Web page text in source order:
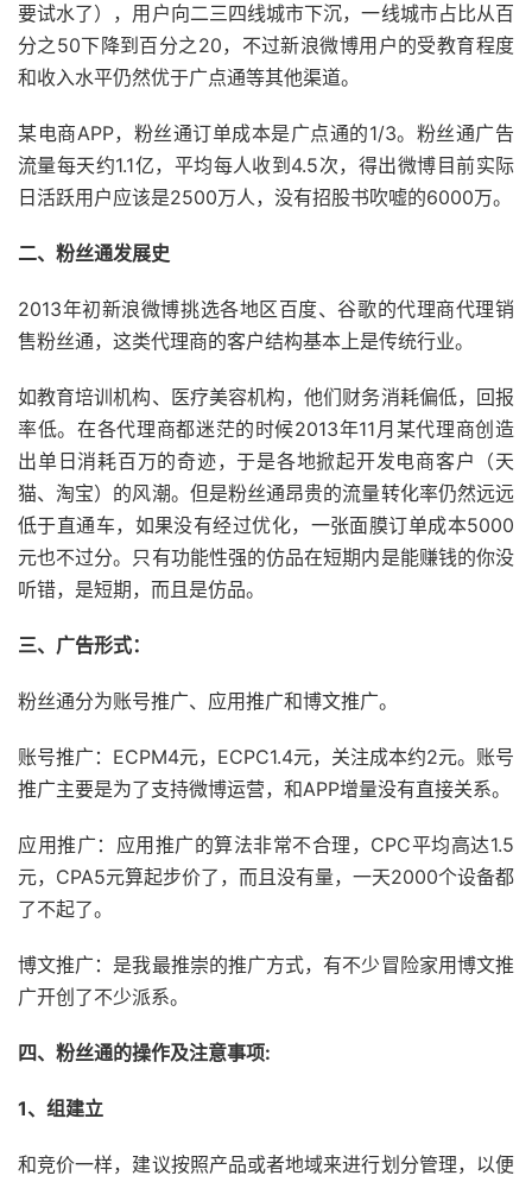
要试水了），用户向二三四线城市下沉，一线城市占比从百
分之50下降到百分之20，不过新浪微博用户的受教育程度
和收入水平仍然优于广点通等其他渠道。
某电商APP，粉丝通订单成本是广点通的1/3。粉丝通广告
流量每天约1.1亿，平均每人收到4.5次，得出微博目前实际
日活跃用户应该是2500万人，没有招股书吹嘘的6000万。
二、粉丝通发展史
2013年初新浪微博挑选各地区百度、谷歌的代理商代理销
售粉丝通，这类代理商的客户结构基本上是传统行业。
如教育培训机构、医疗美容机构，他们财务消耗偏低，回报
率低。在各代理商都迷茫的时候2013年11月某代理商创造
出单日消耗百万的奇迹，于是各地掀起开发电商客户（天
猫、淘宝）的风潮。但是粉丝通昂贵的流量转化率仍然远远
低于直通车，如果没有经过优化，一张面膜订单成本5000
元也不过分。只有功能性强的仿品在短期内是能赚钱的你没
听错，是短期，而且是仿品。
三、广告形式：
粉丝通分为账号推广、应用推广和博文推广。
账号推广：ECPM4元，ECPC1.4元，关注成本约2元。账号
推广主要是为了支持微博运营，和APP增量没有直接关系。
应用推广：应用推广的算法非常不合理，CPC平均高达1.5
元，CPA5元算起步价了，而且没有量，一天2000个设备都
了不起了。
博文推广：是我最推崇的推广方式，有不少冒险家用博文推
广开创了不少派系。
四、粉丝通的操作及注意事项:
1、组建立
和竞价一样，建议按照产品或者地域来进行划分管理，以便